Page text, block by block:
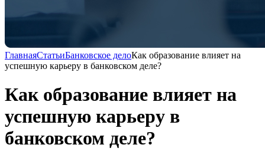
ГлавнаяСтатьиБанковское делоКак образование влияет на
успешную карьеру в банковском деле?
Как образование влияет на
успешную карьеру в
банковском деле?